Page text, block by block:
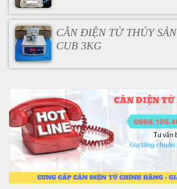
CÂN ĐIỆN TỬ THỦY SẢN
CUB 3KG